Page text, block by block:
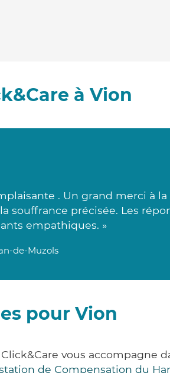
à Vion
. Un grand merci à
précisée. Les
empathiques. »
de-Muzols
pour Vion
vous accompagne
de Compensation du